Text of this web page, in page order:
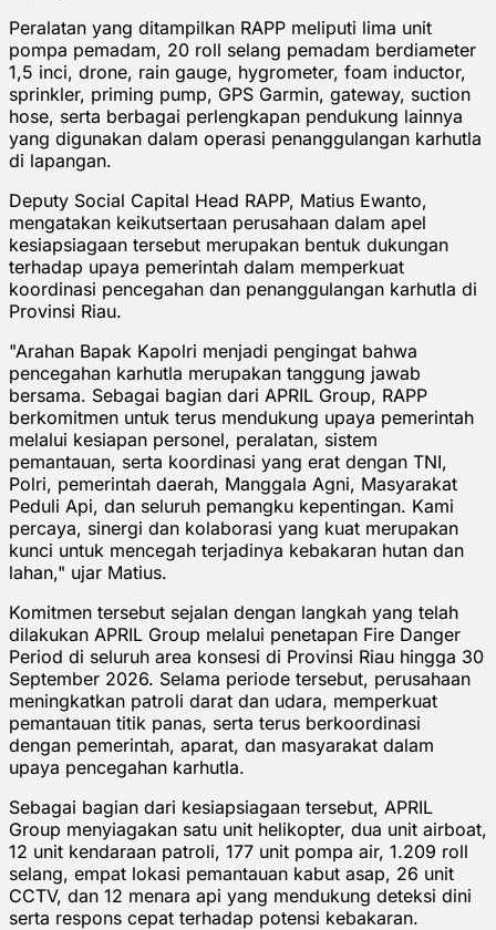
Peralatan yang ditampilkan RAPP meliputi lima unit
pompa pemadam, 20 roll selang pemadam berdiameter
1,5 inci, drone, rain gauge, hygrometer, foam inductor,
sprinkler, priming pump, GPS Garmin, gateway, suction
hose, serta berbagai perlengkapan pendukung lainnya
yang digunakan dalam operasi penanggulangan karhutla
di lapangan.
Deputy Social Capital Head RAPP, Matius Ewanto,
mengatakan keikutsertaan perusahaan dalam apel
kesiapsiagaan tersebut merupakan bentuk dukungan
terhadap upaya pemerintah dalam memperkuat
koordinasi pencegahan dan penanggulangan karhutla di
Provinsi Riau.
"Arahan Bapak Kapolri menjadi pengingat bahwa
pencegahan karhutla merupakan tanggung jawab
bersama. Sebagai bagian dari APRIL Group, RAPP
berkomitmen untuk terus mendukung upaya pemerintah
melalui kesiapan personel, peralatan, sistem
pemantauan, serta koordinasi yang erat dengan TNI,
Polri, pemerintah daerah, Manggala Agni, Masyarakat
Peduli Api, dan seluruh pemangku kepentingan. Kami
percaya, sinergi dan kolaborasi yang kuat merupakan
kunci untuk mencegah terjadinya kebakaran hutan dan
lahan," ujar Matius.
Komitmen tersebut sejalan dengan langkah yang telah
dilakukan APRIL Group melalui penetapan Fire Danger
Period di seluruh area konsesi di Provinsi Riau hingga 30
September 2026. Selama periode tersebut, perusahaan
meningkatkan patroli darat dan udara, memperkuat
pemantauan titik panas, serta terus berkoordinasi
dengan pemerintah, aparat, dan masyarakat dalam
upaya pencegahan karhutla.
Sebagai bagian dari kesiapsiagaan tersebut, APRIL
Group menyiagakan satu unit helikopter, dua unit airboat,
12 unit kendaraan patroli, 177 unit pompa air, 1.209 roll
selang, empat lokasi pemantauan kabut asap, 26 unit
CCTV, dan 12 menara api yang mendukung deteksi dini
serta respons cepat terhadap potensi kebakaran.